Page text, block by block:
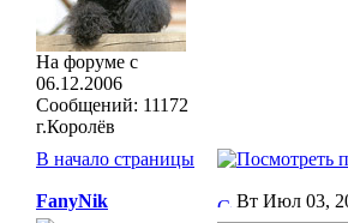
На форуме с
06.12.2006
Сообщений: 11172
г.Королёв
В начало страницы
FanyNik Вт Июл 03,